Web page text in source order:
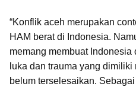
“Konflik aceh merupakan
HAM berat di Indonesia.
memang membuat Indonesia
luka dan trauma yang
belum terselesaikan.